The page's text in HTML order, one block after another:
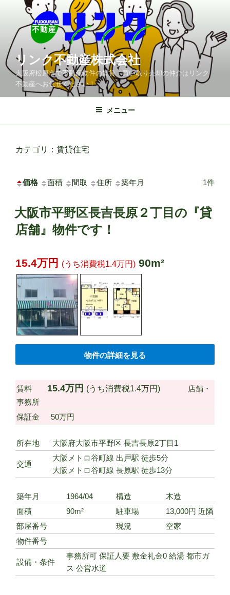
ツ
へ
リンク不動産株式会社
大阪府松原市で不動産物件の賃貸・買い取り売却の仲介はリンク
不動産へお任せください！
メニュー
カテゴリ：賃貸住宅
価格 面積 間取 住所 築年月 1件
大阪市平野区長吉長原２丁目の『貸
店舗』物件です！
15.4万円 (うち消費税1.4万円) 90m²
物件の詳細を見る
賃料 15.4万円 (うち消費税1.4万円)
店舗・
事務所
保証金
50万円
所在地 大阪府大阪市平野区 長吉長原2丁目1
交通
大阪メトロ谷町線 出戸駅 徒歩5分
大阪メトロ谷町線 長原駅 徒歩13分
築年月 1964/04 構造
木造
面積
90m² 駐車場
13,000円 近隣
部屋番号
現況
空家
物件番号
設備・条件
事務所可 保証人要 敷金礼金0 給湯 都市ガ
ス 公営水道